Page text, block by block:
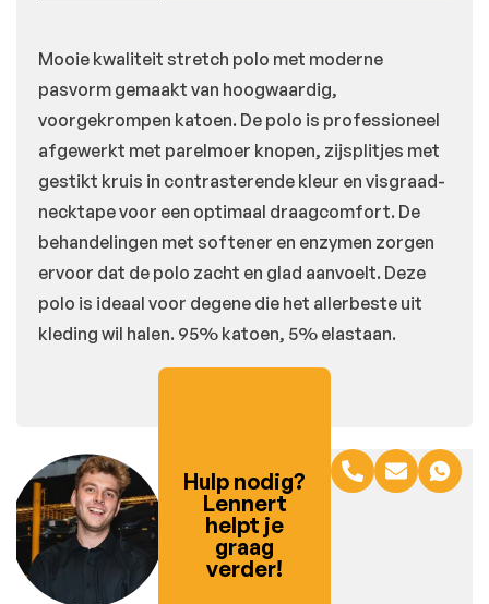
Mooie kwaliteit stretch polo met moderne
pasvorm gemaakt van hoogwaardig,
voorgekrompen katoen. De polo is professioneel
afgewerkt met parelmoer knopen, zijsplitjes met
gestikt kruis in contrasterende kleur en visgraad-
necktape voor een optimaal draagcomfort. De
behandelingen met softener en enzymen zorgen
ervoor dat de polo zacht en glad aanvoelt. Deze
polo is ideaal voor degene die het allerbeste uit
kleding wil halen. 95% katoen, 5% elastaan.
Hulp nodig?
Lennert
helpt je
graag
verder!